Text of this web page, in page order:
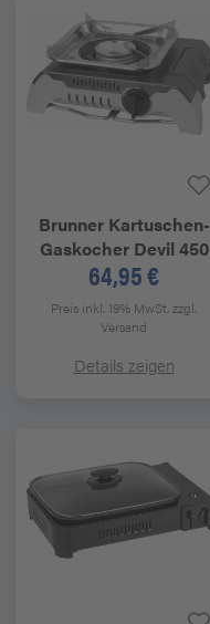
BrunnerKartuschen-
Gaskocher Devil 450
64,95 €
Preis inkl. 19% MwSt.zzgl.
Versand
Details zeigen